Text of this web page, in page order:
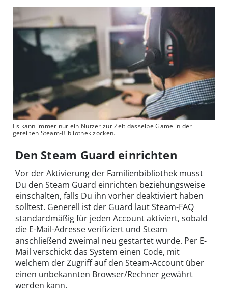
Es kann immer nur ein Nutzer zur Zeit dasselbe Game in der
geteilten Steam-Bibliothek zocken.
Den Steam Guard einrichten
Vor der Aktivierung der Familienbibliothek musst
Du den Steam Guard einrichten beziehungsweise
einschalten, falls Du ihn vorher deaktiviert haben
solltest. Generell ist der Guard laut Steam-FAQ
standardmäßig für jeden Account aktiviert, sobald
die E-Mail-Adresse verifiziert und Steam
anschließend zweimal neu gestartet wurde. Per E-
Mail verschickt das System einen Code, mit
welchem der Zugriff auf den Steam-Account über
einen unbekannten Browser/Rechner gewährt
werden kann.